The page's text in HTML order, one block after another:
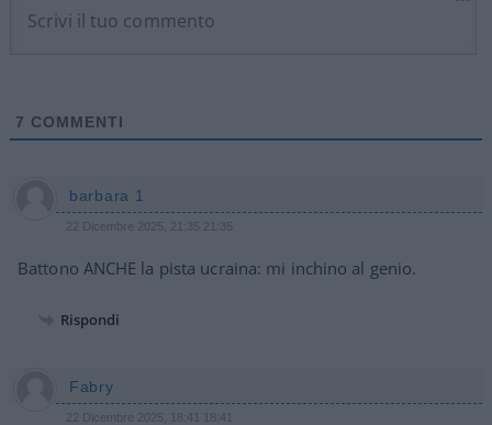
7 COMMENTI
barbara 1
22 Dicembre 2025, 21:35 21:35
Battono ANCHE la pista ucraina: mi inchino al genio.
Rispondi
Fabry
22 Dicembre 2025, 18:41 18:41